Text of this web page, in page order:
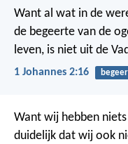
Want al wat in de
de begeerte van de
leven, is niet uit de
1 Johannes 2:16
Want wij hebben
duidelijk dat wij ook